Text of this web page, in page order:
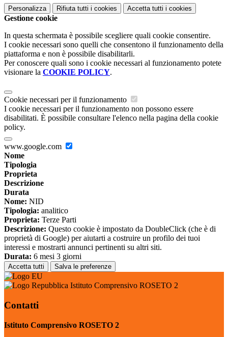
Personalizza Rifiuta tutti i cookies Accetta tutti i cookies
Gestione cookie
In questa schermata è possibile scegliere quali cookie consentire.
I cookie necessari sono quelli che consentono il funzionamento della
piattaforma e non è possibile disabilitarli.
Per conoscere quali sono i cookie necessari al funzionamento potete
visionare la COOKIE POLICY.
Cookie necessari per il funzionamento
I cookie necessari per il funzionamento non possono essere
disabilitati. È possibile consultare l'elenco nella pagina della cookie
policy.
www.google.com
Nome
Tipologia
Proprieta
Descrizione
Durata
Nome: NID
Tipologia: analitico
Proprieta: Terze Parti
Descrizione: Questo cookie è impostato da DoubleClick (che è di
proprietà di Google) per aiutarti a costruire un profilo dei tuoi
interessi e mostrarti annunci pertinenti su altri siti.
Durata: 6 mesi 3 giorni
Accetta tutti Salva le preferenze
Istituto Comprensivo ROSETO 2
Contatti
Istituto Comprensivo ROSETO 2